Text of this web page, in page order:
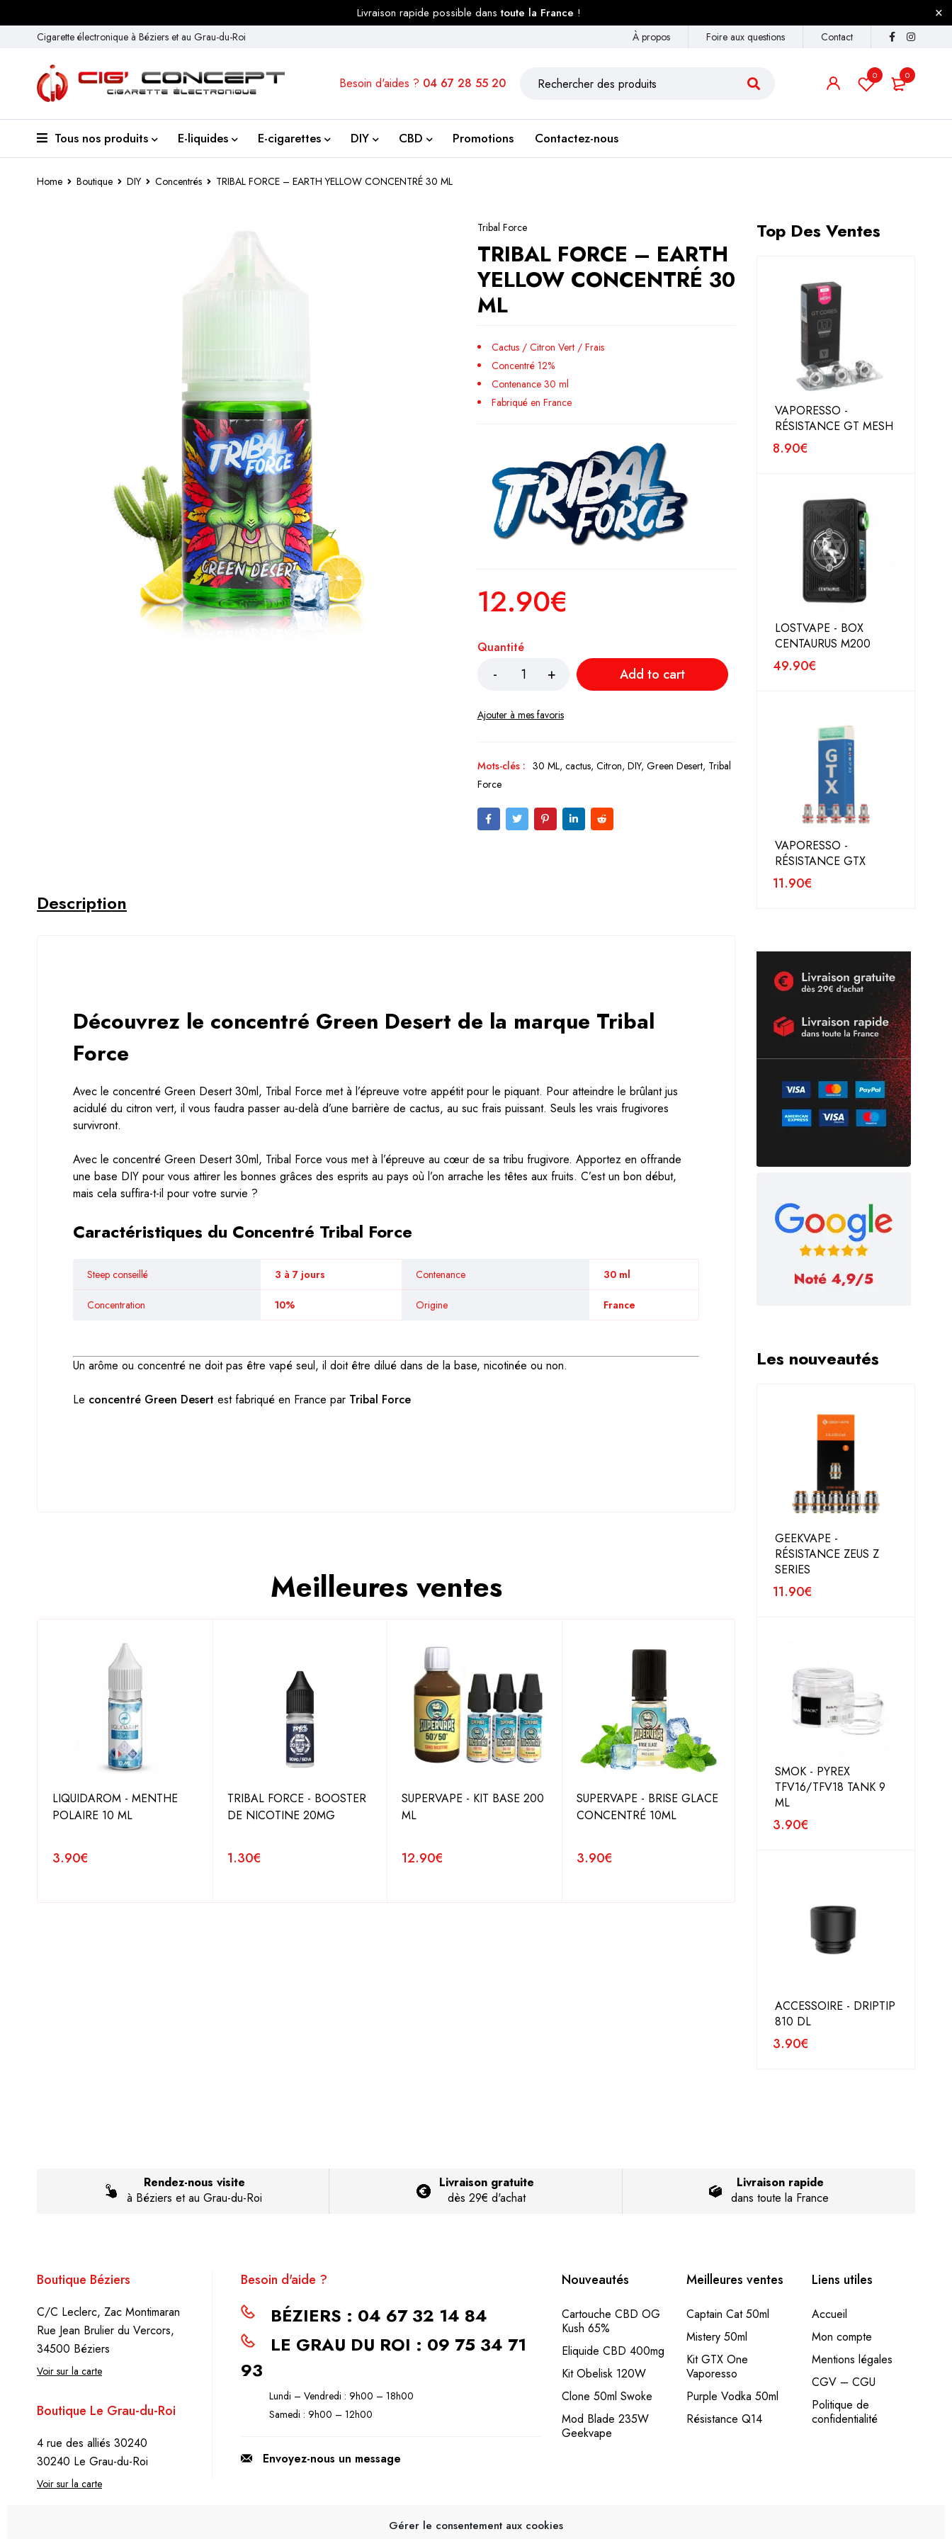
Gérer le consentement aux cookies
Livraison rapide possible danstoute la France !
Cigarette électronique à Béziers et au Grau-du-Roi À propos Foire aux questions Contact
0
0
Besoin d'aides ? 04 67 28 55 20
Tous nos produits E-liquides E-cigarettes DIY CBD Promotions Contactez-nous
Home Boutique DIY Concentrés TRIBAL FORCE – EARTH YELLOW CONCENTRÉ 30 ML
Tribal Force
TRIBAL FORCE – EARTH
YELLOW CONCENTRÉ 30
ML
Cactus / Citron Vert / Frais
Concentré 12%
Contenance 30 ml
Fabriqué en France
12.90€
Quantité
Add to cart
Mots-clés : 30 ML, cactus, Citron, DIY, Green Desert, Tribal
Force
Description
Découvrez le concentré Green Desert de la marque Tribal
Force
Avec le concentré Green Desert 30ml, Tribal Force met à l’épreuve votre appétit pour le piquant. Pour atteindre le brûlant jus
acidulé du citron vert, il vous faudra passer au-delà d’une barrière de cactus, au suc frais puissant. Seuls les vrais frugivores
survivront.
Avec le concentré Green Desert 30ml, Tribal Force vous met à l’épreuve au cœur de sa tribu frugivore. Apportez en offrande
une base DIY pour vous attirer les bonnes grâces des esprits au pays où l’on arrache les têtes aux fruits. C’est un bon début,
mais cela suffira-t-il pour votre survie ?
Caractéristiques du Concentré Tribal Force
Steep conseillé 3 à 7 jours Contenance 30 ml
Concentration 10% Origine France
Un arôme ou concentré ne doit pas être vapé seul, il doit être dilué dans de la base, nicotinée ou non.
Le concentré Green Desert est fabriqué en France par Tribal Force
Meilleures ventes
LIQUIDAROM - MENTHE
POLAIRE 10 ML
3.90€
TRIBAL FORCE - BOOSTER
DE NICOTINE 20MG
1.30€
SUPERVAPE - KIT BASE 200
ML
12.90€
SUPERVAPE - BRISE GLACE
CONCENTRÉ 10ML
3.90€
LE PETIT CONFISEUR -
Top Des Ventes
VAPORESSO -
RÉSISTANCE GT MESH
8.90€
LOSTVAPE - BOX
CENTAURUS M200
49.90€
VAPORESSO -
RÉSISTANCE GTX
11.90€
Les nouveautés
GEEKVAPE -
RÉSISTANCE ZEUS Z
SERIES
11.90€
SMOK - PYREX
TFV16/TFV18 TANK 9
ML
3.90€
ACCESSOIRE - DRIPTIP
810 DL
3.90€
Rendez-nous visite
à Béziers et au Grau-du-Roi
Livraison gratuite
dès 29€ d'achat
Livraison rapide
dans toute la France
Boutique Béziers
C/C Leclerc, Zac Montimaran
Rue Jean Brulier du Vercors,
34500 Béziers
Voir sur la carte
Boutique Le Grau-du-Roi
4 rue des alliés 30240
30240 Le Grau-du-Roi
Voir sur la carte
Besoin d'aide ?
BÉZIERS : 04 67 32 14 84
LE GRAU DU ROI : 09 75 34 71
93
Lundi – Vendredi : 9h00 – 18h00
Samedi : 9h00 – 12h00
Envoyez-nous un message
Nouveautés
Cartouche CBD OG
Kush 65%
Eliquide CBD 400mg
Kit Obelisk 120W
Clone 50ml Swoke
Mod Blade 235W
Geekvape
Meilleures ventes
Captain Cat 50ml
Mistery 50ml
Kit GTX One
Vaporesso
Purple Vodka 50ml
Résistance Q14
Liens utiles
Accueil
Mon compte
Mentions légales
CGV – CGU
Politique de
confidentialité